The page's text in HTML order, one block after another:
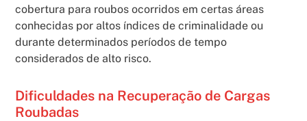
cobertura para roubos ocorridos em certas áreas
conhecidas por altos índices de criminalidade ou
durante determinados períodos de tempo
considerados de alto risco.
Dificuldades na Recuperação de Cargas
Roubadas